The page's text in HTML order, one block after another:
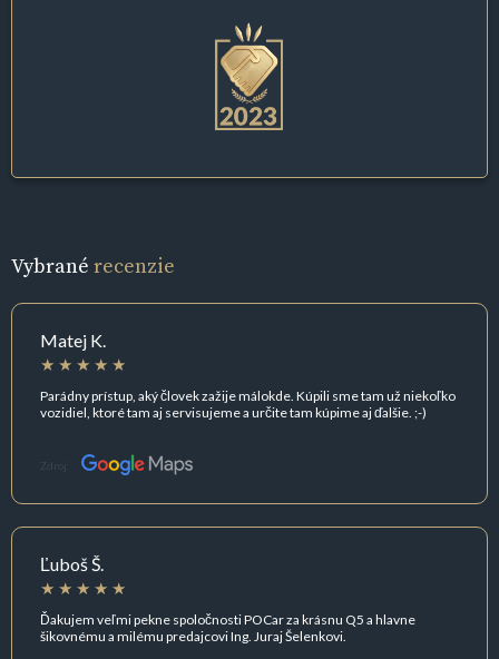
Vybrané recenzie
Matej K.
Parádny prístup, aký človek zažije málokde. Kúpili sme tam už niekoľko
vozidiel, ktoré tam aj servisujeme a určite tam kúpime aj ďalšie. ;-)
Zdroj:
Ľuboš Š.
Ďakujem veľmi pekne spoločnosti POCar za krásnu Q5 a hlavne
šikovnému a milému predajcovi Ing. Juraj Šelenkovi.